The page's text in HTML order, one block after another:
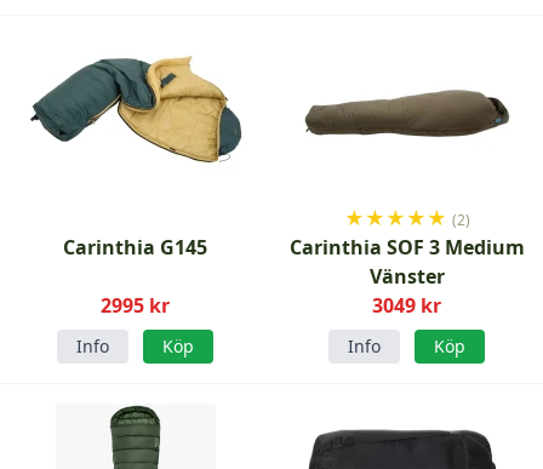
Carinthia G145
2995 kr
Info Köp
★★★★★ (2)
Carinthia SOF 3 Medium
Vänster
3049 kr
Info Köp